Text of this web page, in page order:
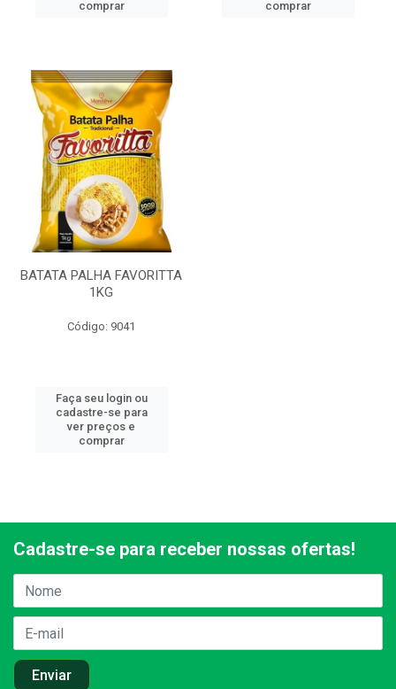
comprar
comprar
BATATA PALHA FAVORITTA
1KG
Código: 9041
Faça seu login ou
cadastre-se para
ver preços e
comprar
Cadastre-se para receber nossas ofertas!